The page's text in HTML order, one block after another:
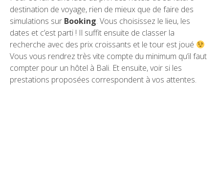
destination de voyage, rien de mieux que de faire des
simulations sur Booking. Vous choisissez le lieu, les
dates et c’est parti ! Il suffit ensuite de classer la
recherche avec des prix croissants et le tour est joué
Vous vous rendrez très vite compte du minimum qu’il faut
compter pour un hôtel à Bali. Et ensuite, voir si les
prestations proposées correspondent à vos attentes.